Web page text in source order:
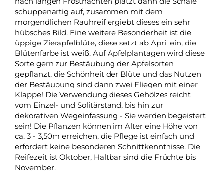
schuppenartig auf, zusammen mit dem
morgendlichen Rauhreif ergiebt dieses ein sehr
hübsches Bild. Eine weitere Besonderheit ist die
üppige Zierapfelblüte, diese setzt ab April ein, die
Blütenfarbe ist weiß. Auf Apfelplantagen wird diese
Sorte gern zur Bestäubung der Apfelsorten
gepflanzt, die Schönheit der Blüte und das Nutzen
der Bestäubung sind dann zwei Fliegen mit einer
Klappe! Die Verwendung dieses Gehölzes reicht
vom Einzel- und Solitärstand, bis hin zur
dekorativen Wegeinfassung - Sie werden begeistert
sein! Die Pflanzen können im Alter eine Höhe von
ca. 3 - 3,50m erreichen, die Pflege ist einfach und
erfordert keine besonderen Schnittkenntnisse. Die
Reifezeit ist Oktober, Haltbar sind die Früchte bis
November.